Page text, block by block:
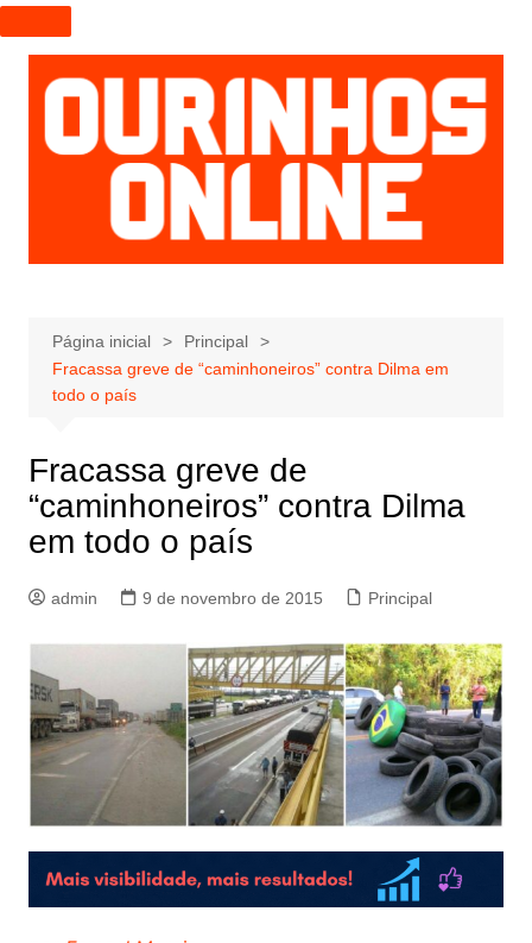
I
r
p
a
r
a
e
ú
d
Página inicial
Principal
Fracassa greve de “caminhoneiros” contra Dilma em
todo o país
Fracassa greve de
“caminhoneiros” contra Dilma
em todo o país
admin 9 de novembro de 2015 Principal